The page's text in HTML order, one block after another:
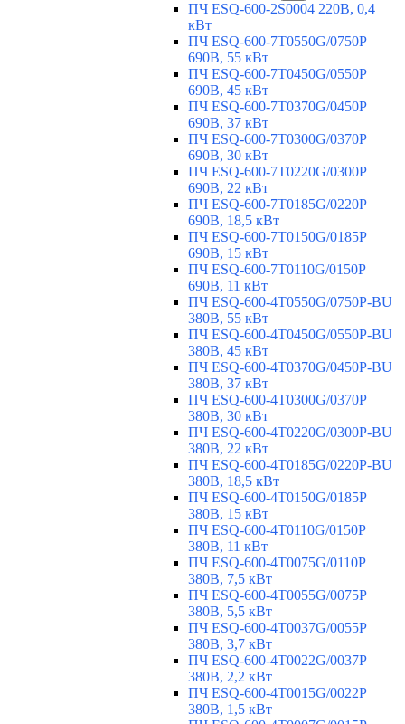
ПЧ ESQ-600-2S0004 220В, 0,4
кВт
ПЧ ESQ-600-7T0550G/0750P
690В, 55 кВт
ПЧ ESQ-600-7T0450G/0550P
690В, 45 кВт
ПЧ ESQ-600-7T0370G/0450P
690В, 37 кВт
ПЧ ESQ-600-7T0300G/0370P
690В, 30 кВт
ПЧ ESQ-600-7T0220G/0300P
690В, 22 кВт
ПЧ ESQ-600-7T0185G/0220P
690В, 18,5 кВт
ПЧ ESQ-600-7T0150G/0185P
690В, 15 кВт
ПЧ ESQ-600-7T0110G/0150P
690В, 11 кВт
ПЧ ESQ-600-4T0550G/0750P-BU
380В, 55 кВт
ПЧ ESQ-600-4T0450G/0550P-BU
380В, 45 кВт
ПЧ ESQ-600-4T0370G/0450P-BU
380В, 37 кВт
ПЧ ESQ-600-4T0300G/0370P
380В, 30 кВт
ПЧ ESQ-600-4T0220G/0300P-BU
380В, 22 кВт
ПЧ ESQ-600-4T0185G/0220P-BU
380В, 18,5 кВт
ПЧ ESQ-600-4T0150G/0185P
380В, 15 кВт
ПЧ ESQ-600-4T0110G/0150P
380В, 11 кВт
ПЧ ESQ-600-4T0075G/0110P
380В, 7,5 кВт
ПЧ ESQ-600-4T0055G/0075P
380В, 5,5 кВт
ПЧ ESQ-600-4T0037G/0055P
380В, 3,7 кВт
ПЧ ESQ-600-4T0022G/0037P
380В, 2,2 кВт
ПЧ ESQ-600-4T0015G/0022P
380В, 1,5 кВт